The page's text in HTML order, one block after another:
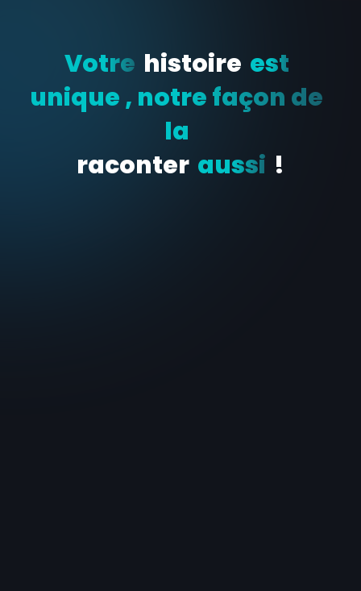
Votre histoire est
unique , notre façon de
la
raconter aussi !